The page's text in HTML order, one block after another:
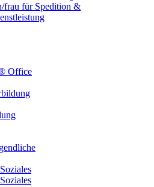
frau für Spedition &
Office